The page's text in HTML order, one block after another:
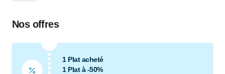
Nos offres
1 Plat acheté
1 Plat à -50%